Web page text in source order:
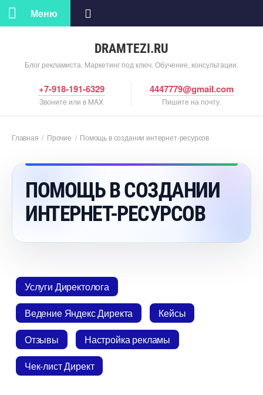
DRAMTEZI.RU
Блог рекламиста. Маркетинг под ключ. Обучение, консультации.
Меню
+7-918-191-6329
Звоните или в MAX
4447779@gmail.com
Пишите на почту.
Главная / Прочие / Помощь в создании интернет-ресурсо
ПОМОЩЬ В СОЗДАНИИ
ИНТЕРНЕТ-РЕСУРСО
Услуги Директолога
едение Яндекс Директа
Кейсы
Отзывы
Настройка рекламы
Чек-лист Директ